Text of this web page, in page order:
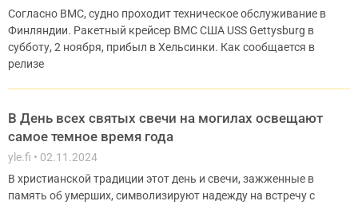
Согласно ВМС, судно проходит техническое обслуживание в
Финляндии. Ракетный крейсер ВМС США USS Gettysburg в
субботу, 2 ноября, прибыл в Хельсинки. Как сообщается в
релизе
В День всех святых свечи на могилах освещают
самое темное время года
yle.fi
02.11.2024
В христианской традиции этот день и свечи, зажженные в
память об умерших, символизируют надежду на встречу с